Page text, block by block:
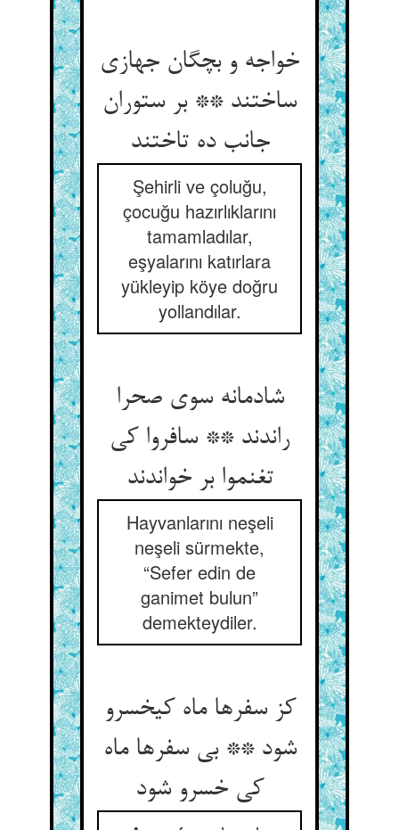
خواجه و بچگان جهازی
ساختند ** بر ستوران
جانب ده تاختند
Şehirli ve çoluğu,
çocuğu hazırlıklarını
tamamladılar,
eşyalarını katırlara
yükleyip köye doğru
yollandılar.
شادمانه سوی صحرا
راندند ** سافروا کی
تغنموا بر خواندند
Hayvanlarını neşeli
neşeli sürmekte,
“Sefer edin de
ganimet bulun”
demekteydiler.
کز سفرها ماه کیخسرو
شود ** بی سفرها ماه
کی خسرو شود